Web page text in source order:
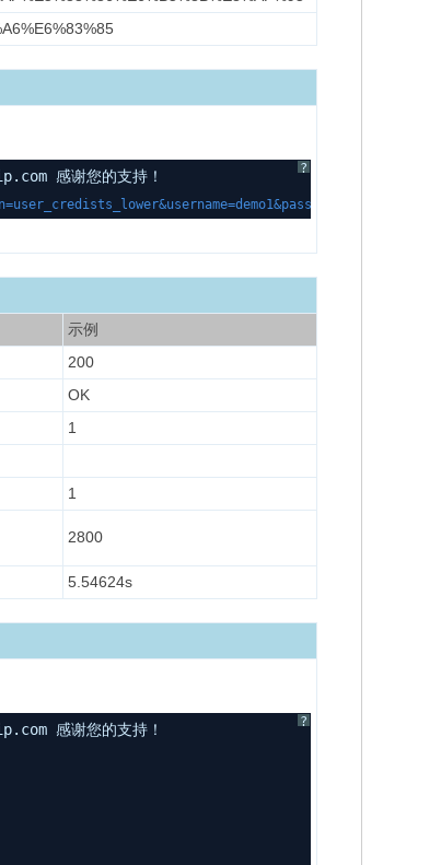
?
感谢您的支持！
示例
200
OK
1
1
2800
5.54624s
?
感谢您的支持！